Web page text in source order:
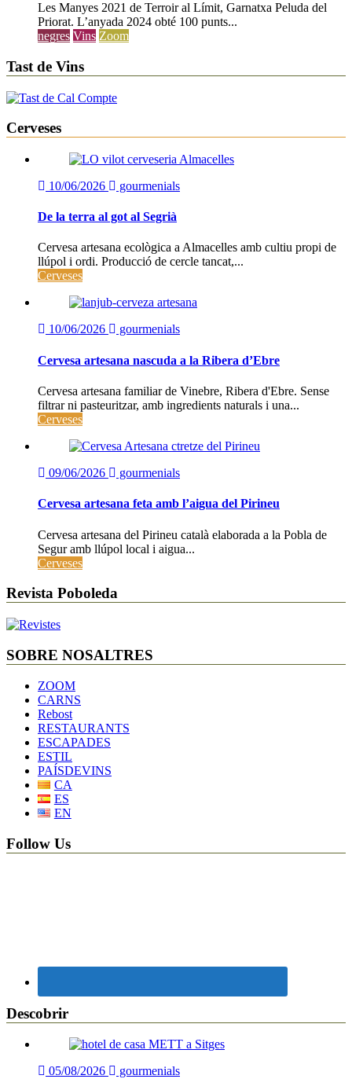
Les Manyes 2021 de Terroir al Límit, Garnatxa Peluda del
Priorat. L’anyada 2024 obté 100 punts...
negres Vins Zoom
Tast de Vins
Cerveses
10/06/2026 gourmenials
De la terra al got al Segrià
Cervesa artesana ecològica a Almacelles amb cultiu propi de
llúpol i ordi. Producció de cercle tancat,...
Cerveses
10/06/2026 gourmenials
Cervesa artesana nascuda a la Ribera d’Ebre
Cervesa artesana familiar de Vinebre, Ribera d'Ebre. Sense
filtrar ni pasteuritzar, amb ingredients naturals i una...
Cerveses
09/06/2026 gourmenials
Cervesa artesana feta amb l’aigua del Pirineu
Cervesa artesana del Pirineu català elaborada a la Pobla de
Segur amb llúpol local i aigua...
Cerveses
Revista Poboleda
SOBRE NOSALTRES
ZOOM
CARNS
Rebost
RESTAURANTS
ESCAPADES
ESTIL
PAÍSDEVINS
CA
ES
EN
Follow Us
Descobrir
05/08/2026 gourmenials